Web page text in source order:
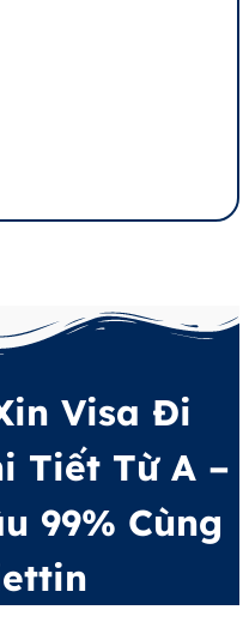
Visa Đi
Tiết Từ A –
99% Cùng